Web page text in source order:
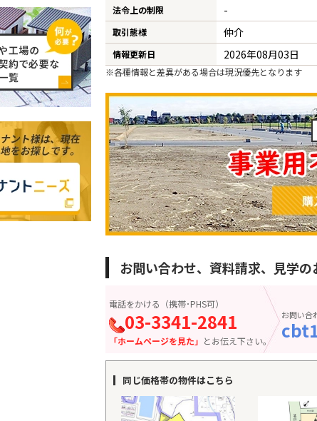
法令上の制限 -
取引態様 仲介
情報更新日 2026年08月03日
※各種情報と差異がある場合は現況優先となります
お問い合わせ、資料請求、見学
電話をかける（携帯･PHS可）
03-3341-2841
「ホームページを見た」 とお伝え下さい。
お問い合
同じ価格帯の物件はこちら